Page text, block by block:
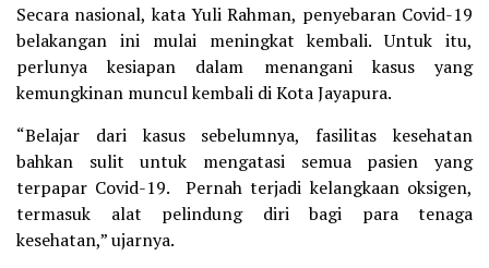
Secara nasional, kata Yuli Rahman, penyebaran Covid-19
belakangan ini mulai meningkat kembali. Untuk itu,
perlunya kesiapan dalam menangani kasus yang
kemungkinan muncul kembali di Kota Jayapura.
“Belajar dari kasus sebelumnya, fasilitas kesehatan
bahkan sulit untuk mengatasi semua pasien yang
terpapar Covid-19. Pernah terjadi kelangkaan oksigen,
termasuk alat pelindung diri bagi para tenaga
kesehatan,” ujarnya.